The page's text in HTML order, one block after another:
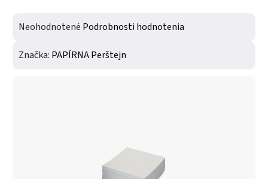
Priemerné hodnotenie produktu je 0,0 z 5 hviezdičiek.
Neohodnotené Podrobnosti hodnotenia
Značka: PAPÍRNA Perštejn